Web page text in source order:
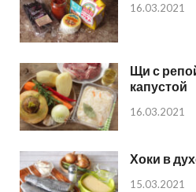
16.03.2021
Щи с
капустой
16.03.2021
Хоки в
15.03.2021